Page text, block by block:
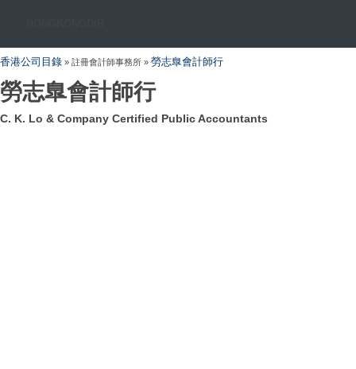
香港公司目錄 » 註冊會計師事務所 » 勞志臯會計師行
勞志臯會計師行
C. K. Lo & Company Certified Public Accountants